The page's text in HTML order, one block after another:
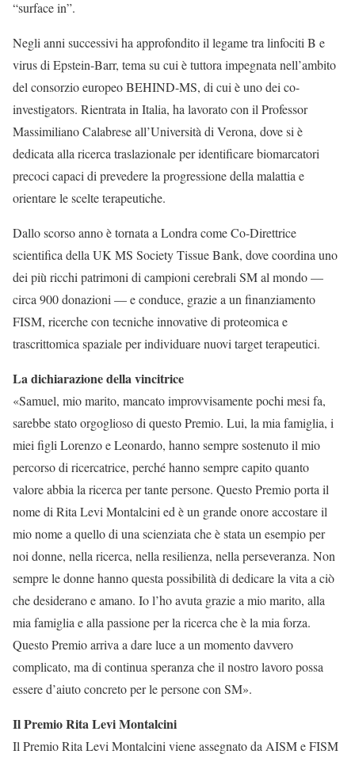
“surface in”.
Negli anni successivi ha approfondito il legame tra linfociti B e
virus di Epstein-Barr, tema su cui è tuttora impegnata nell’ambito
del consorzio europeo BEHIND-MS, di cui è uno dei co-
investigators. Rientrata in Italia, ha lavorato con il Professor
Massimiliano Calabrese all’Università di Verona, dove si è
dedicata alla ricerca traslazionale per identificare biomarcatori
precoci capaci di prevedere la progressione della malattia e
orientare le scelte terapeutiche.
Dallo scorso anno è tornata a Londra come Co-Direttrice
scientifica della UK MS Society Tissue Bank, dove coordina uno
dei più ricchi patrimoni di campioni cerebrali SM al mondo —
circa 900 donazioni — e conduce, grazie a un finanziamento
FISM, ricerche con tecniche innovative di proteomica e
trascrittomica spaziale per individuare nuovi target terapeutici.
La dichiarazione della vincitrice
«Samuel, mio marito, mancato improvvisamente pochi mesi fa,
sarebbe stato orgoglioso di questo Premio. Lui, la mia famiglia, i
miei figli Lorenzo e Leonardo, hanno sempre sostenuto il mio
percorso di ricercatrice, perché hanno sempre capito quanto
valore abbia la ricerca per tante persone. Questo Premio porta il
nome di Rita Levi Montalcini ed è un grande onore accostare il
mio nome a quello di una scienziata che è stata un esempio per
noi donne, nella ricerca, nella resilienza, nella perseveranza. Non
sempre le donne hanno questa possibilità di dedicare la vita a ciò
che desiderano e amano. Io l’ho avuta grazie a mio marito, alla
mia famiglia e alla passione per la ricerca che è la mia forza.
Questo Premio arriva a dare luce a un momento davvero
complicato, ma di continua speranza che il nostro lavoro possa
essere d’aiuto concreto per le persone con SM».
Il Premio Rita Levi Montalcini
Il Premio Rita Levi Montalcini viene assegnato da AISM e FISM